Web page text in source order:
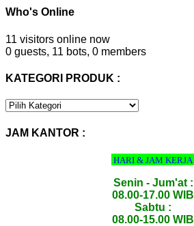
Who's Online
11 visitors online now
0 guests, 11 bots, 0 members
KATEGORI PRODUK :
KATEGORI
JAM KANTOR :
HARI & JAM KERJA
Senin - Jum'at :
08.00-17.00 WIB
Sabtu :
08.00-15.00 WIB